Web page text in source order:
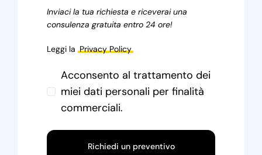
Inviaci la tua richiesta e riceverai una
consulenza gratuita entro 24 ore!
Leggi la Privacy Policy
Acconsento al trattamento dei
miei dati personali per finalità
commerciali.
Richiedi un preventivo